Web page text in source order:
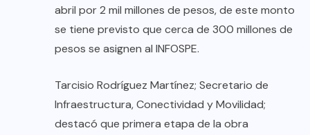
abril por 2 mil millones de pesos, de este monto
se tiene previsto que cerca de 300 millones de
pesos se asignen al INFOSPE.
Tarcisio Rodríguez Martínez; Secretario de
Infraestructura, Conectividad y Movilidad;
destacó que primera etapa de la obra